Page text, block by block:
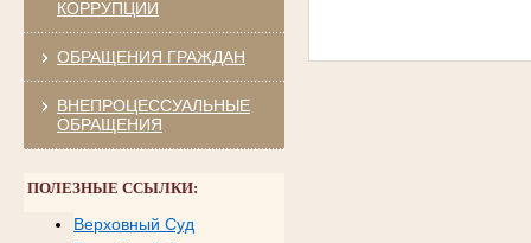
КОРРУПЦИИ
ОБРАЩЕНИЯ ГРАЖДАН
ВНЕПРОЦЕССУАЛЬНЫЕ
ОБРАЩЕНИЯ
ПОЛЕЗНЫЕ ССЫЛКИ:
Верховный Суд